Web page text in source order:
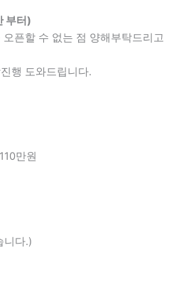
부터)
픈할 수 없는 점 양해부탁드리고
행 도와드립니다.
만원
니다.)